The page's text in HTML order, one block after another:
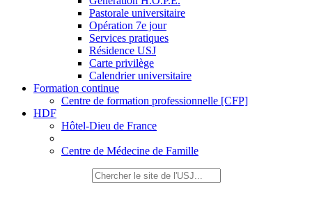
Pastorale universitaire
Opération 7e jour
Services pratiques
Résidence USJ
Carte privilège
Calendrier universitaire
Formation continue
Centre de formation professionnelle [CFP]
HDF
Hôtel-Dieu de France
Centre de Médecine de Famille